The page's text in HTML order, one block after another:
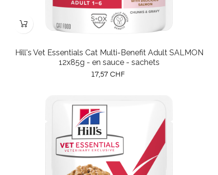
Hill's Vet Essentials Cat Multi-Benefit Adult SALMON
12x85g - en sauce - sachets
Prix
17,57 CHF